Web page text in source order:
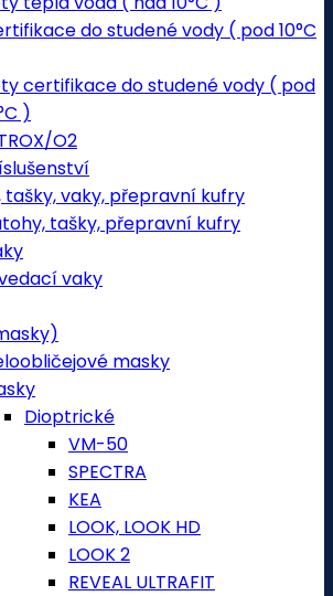
do studené vody ( pod 10°C
certifikace do studené vody ( pod
)
O2
tašky, vaky, přepravní kufry
tašky, přepravní kufry
vaky
masky
Dioptrické
VM-50
SPECTRA
KEA
LOOK, LOOK HD
LOOK 2
REVEAL ULTRAFIT